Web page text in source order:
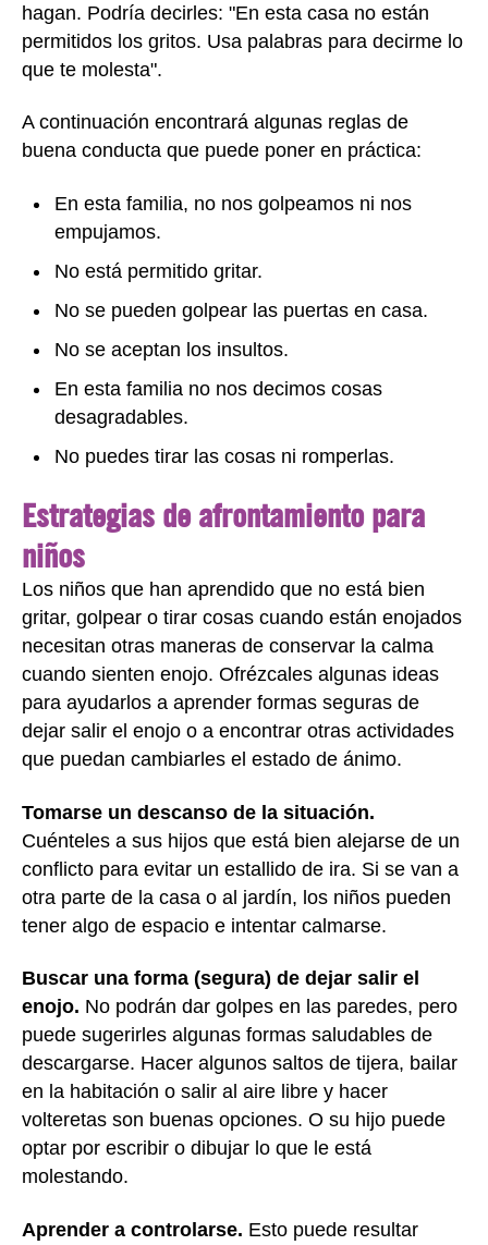
hagan. Podría decirles: "En esta casa no están
permitidos los gritos. Usa palabras para decirme lo
que te molesta".
A continuación encontrará algunas reglas de
buena conducta que puede poner en práctica:
En esta familia, no nos golpeamos ni nos
empujamos.
No está permitido gritar.
No se pueden golpear las puertas en casa.
No se aceptan los insultos.
En esta familia no nos decimos cosas
desagradables.
No puedes tirar las cosas ni romperlas.
Estrategias de afrontamiento para
niños
Los niños que han aprendido que no está bien
gritar, golpear o tirar cosas cuando están enojados
necesitan otras maneras de conservar la calma
cuando sienten enojo. Ofrézcales algunas ideas
para ayudarlos a aprender formas seguras de
dejar salir el enojo o a encontrar otras actividades
que puedan cambiarles el estado de ánimo.
Tomarse un descanso de la situación.
Cuénteles a sus hijos que está bien alejarse de un
conflicto para evitar un estallido de ira. Si se van a
otra parte de la casa o al jardín, los niños pueden
tener algo de espacio e intentar calmarse.
Buscar una forma (segura) de dejar salir el
enojo. No podrán dar golpes en las paredes, pero
puede sugerirles algunas formas saludables de
descargarse. Hacer algunos saltos de tijera, bailar
en la habitación o salir al aire libre y hacer
volteretas son buenas opciones. O su hijo puede
optar por escribir o dibujar lo que le está
molestando.
Aprender a controlarse. Esto puede resultar